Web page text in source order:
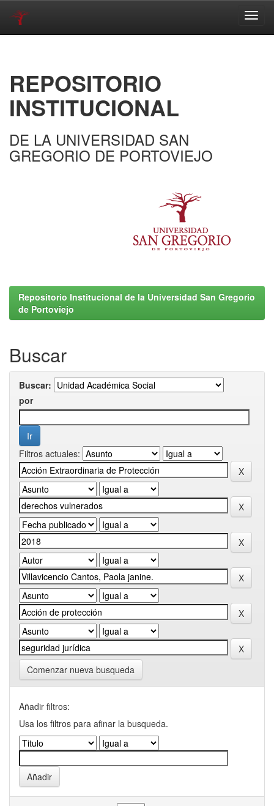
REPOSITORIO
INSTITUCIONAL
DE LA UNIVERSIDAD SAN
GREGORIO DE PORTOVIEJO
Repositorio Institucional de la Universidad San Gregorio
de Portoviejo
Buscar
Buscar:
por
Filtros actuales:
Comenzar nueva busqueda
Añadir filtros:
Usa los filtros para afinar la busqueda.